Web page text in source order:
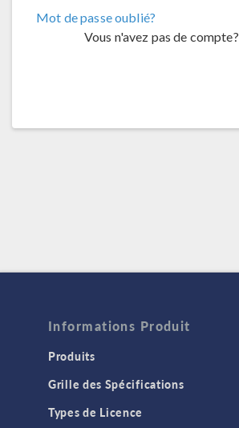
Mot de passe oublié?
Vous n'avez pas de compte?
Informations Produit
Produits
Grille des Spécifications
Types de Licence